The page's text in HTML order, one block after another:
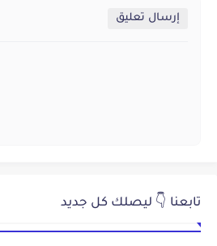
إرسال تعليق
تابعنا 👇 ليصلك كل جديد